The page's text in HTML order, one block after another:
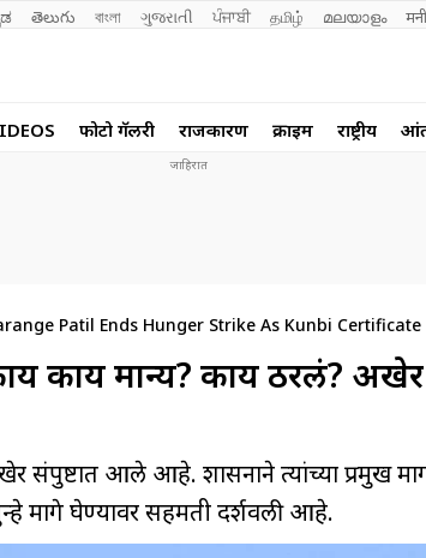
తెలుగు বাংলা ગુજરાતી ਪੰਜਾਬੀ தமிழ் മലയാളം
फोटो गॅलरी राजकारण क्राईम राष्ट्रीय
Patil Ends Hunger Strike As Kunbi
काय मान्य? काय ठरलं?
संपुष्टात आले आहे. शासनाने त्यांच्या प्रमुख
मागे घेण्यावर सहमती दर्शवली आहे.